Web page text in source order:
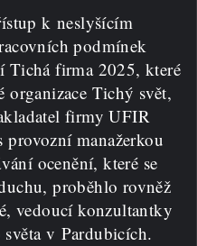
k neslyšícím
podmínek
Tichá firma 2025, které
organizace Tichý svět,
firmy UFIR
provozní manažerkou
ocenění, které se
proběhlo rovněž
vedoucí konzultantky
v Pardubicích.